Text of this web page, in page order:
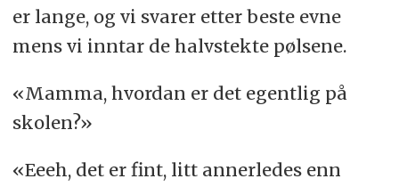
er lange, og vi svarer etter beste evne
mens vi inntar de halvstekte pølsene.
«Mamma, hvordan er det egentlig på
skolen?»
«Eeeh, det er fint, litt annerledes enn